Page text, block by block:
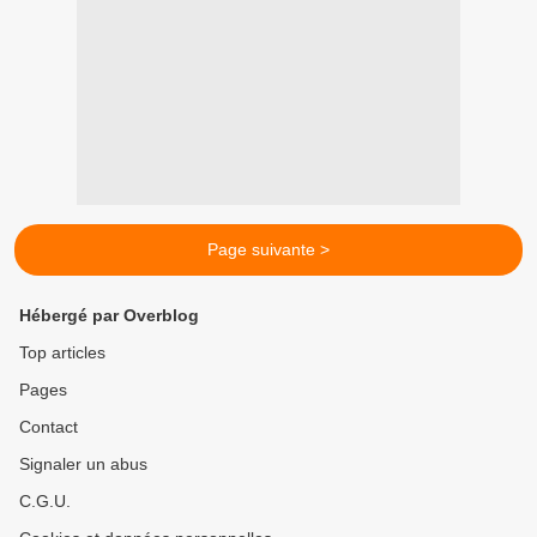
Page suivante >
Hébergé par Overblog
Top articles
Pages
Contact
Signaler un abus
C.G.U.